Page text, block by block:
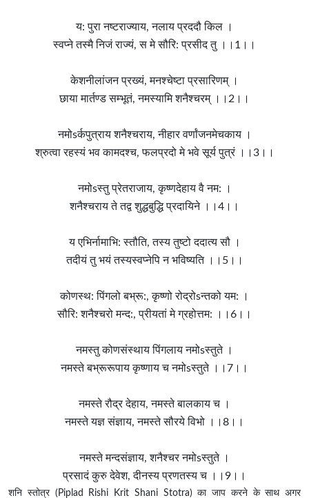
य: पुरा नष्टराज्याय, नलाय प्रददौ किल ।
स्वप्ने तस्मै निजं राज्यं, स मे सौरि: प्रसीद तु ।।1।।
केशनीलांजन प्रख्यं, मनश्चेष्टा प्रसारिणम् ।
छाया मार्तण्ड सम्भूतं, नमस्यामि शनैश्चरम् ।।2।।
नमोsर्कपुत्राय शनैश्चराय, नीहार वर्णांजनमेचकाय ।
श्रुत्वा रहस्यं भव कामदश्च, फलप्रदो मे भवे सूर्य पुत्रं ।।3।।
नमोsस्तु प्रेतराजाय, कृष्णदेहाय वै नम: ।
शनैश्चराय ते तद्व शुद्धबुद्धि प्रदायिने ।।4।।
य एभिर्नामाभि: स्तौति, तस्य तुष्टो ददात्य सौ ।
तदीयं तु भयं तस्यस्वप्नेपि न भविष्यति ।।5।।
कोणस्थ: पिंगलो बभ्रू:, कृष्णो रोद्रोsन्तको यम: ।
सौरि: शनैश्चरो मन्द:, प्रीयतां मे ग्रहोत्तम: ।।6।।
नमस्तु कोणसंस्थाय पिंगलाय नमोsस्तुते ।
नमस्ते बभ्रूरूपाय कृष्णाय च नमोsस्तुते ।।7।।
नमस्ते रौद्र देहाय, नमस्ते बालकाय च ।
नमस्ते यज्ञ संज्ञाय, नमस्ते सौरये विभो ।।8।।
नमस्ते मन्दसंज्ञाय, शनैश्चर नमोsस्तुते ।
प्रसादं कुरु देवेश, दीनस्य प्रणतस्य च ।।9।।
शनि स्तोत्र (Piplad Rishi Krit Shani Stotra) का जाप करने के साथ अगर